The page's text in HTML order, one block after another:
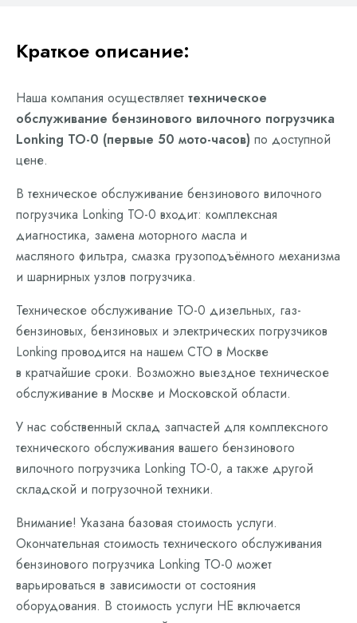
Краткое описание:
Наша компания осуществляет техническое
обслуживание бензинового вилочного погрузчика
Lonking ТО-0 (первые 50 мото-часов) по доступной
цене.
В техническое обслуживание бензинового вилочного
погрузчика Lonking ТО-0 входит: комплексная
диагностика, замена моторного масла и
масляного фильтра, смазка грузоподъёмного механизма
и шарнирных узлов погрузчика.
Техническое обслуживание ТО-0 дизельных, газ-
бензиновых, бензиновых и электрических погрузчиков
Lonking проводится на нашем СТО в Москве
в кратчайшие сроки. Возможно выездное техническое
обслуживание в Москве и Московской области.
У нас собственный склад запчастей для комплексного
технического обслуживания вашего бензинового
вилочного погрузчика Lonking ТО-0, а также другой
складской и погрузочной техники.
Внимание! Указана базовая стоимость услуги.
Окончательная стоимость технического обслуживания
бензинового погрузчика Lonking ТО-0 может
варьироваться в зависимости от состояния
оборудования. В стоимость услуги НЕ включается